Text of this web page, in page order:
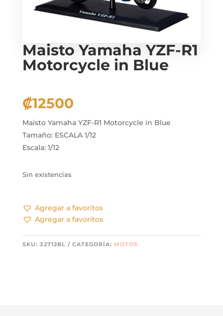
Maisto Yamaha YZF-R1
Motorcycle in Blue
₡12500
Maisto Yamaha YZF-R1 Motorcycle in Blue
Tamaño: ESCALA 1/12
Escala: 1/12
Sin existencias
Agregar a favoritos
Agregar a favoritos
SKU: 32712BL CATEGORÍA: MOTOS